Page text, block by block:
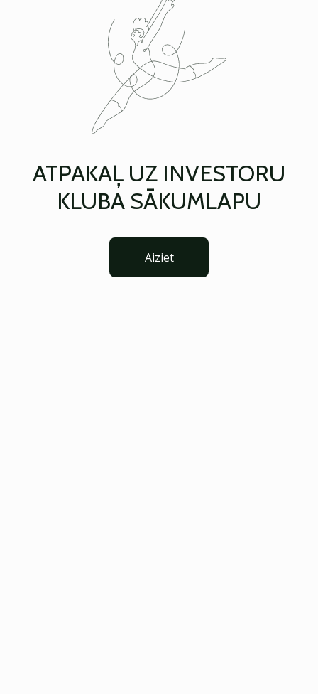
ATPAKAĻ UZ INVESTORU
KLUBA SĀKUMLAPU
Aiziet